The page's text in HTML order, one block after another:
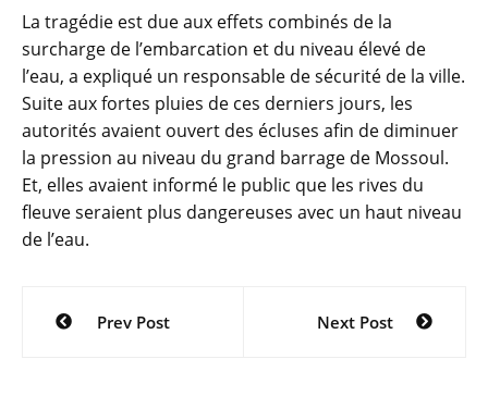
La tragédie est due aux effets combinés de la
surcharge de l’embarcation et du niveau élevé de
l’eau, a expliqué un responsable de sécurité de la ville.
Suite aux fortes pluies de ces derniers jours, les
autorités avaient ouvert des écluses afin de diminuer
la pression au niveau du grand barrage de Mossoul.
Et, elles avaient informé le public que les rives du
fleuve seraient plus dangereuses avec un haut niveau
de l’eau.
Navigation
Prev Post Next Post